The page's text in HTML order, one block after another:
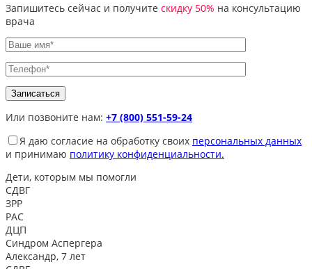
Запишитесь сейчас и получите скидку 50% на консультацию
врача
Или позвоните нам: +7 (800) 551-59-24
Я даю согласие на обработку своих персональных данных
и принимаю политику конфиденциальности.
Дети, которым мы помогли
СДВГ
ЗРР
РАС
ДЦП
Синдром Аспергера
Александр, 7 лет